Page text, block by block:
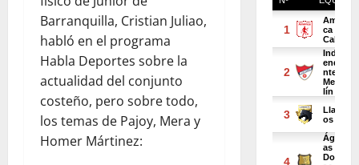
Barranquilla, Cristian Juliao,
habló en el programa
Habla Deportes sobre la
actualidad del conjunto
costeño, pero sobre todo,
los temas de Pajoy, Mera y
Homer Mártinez: